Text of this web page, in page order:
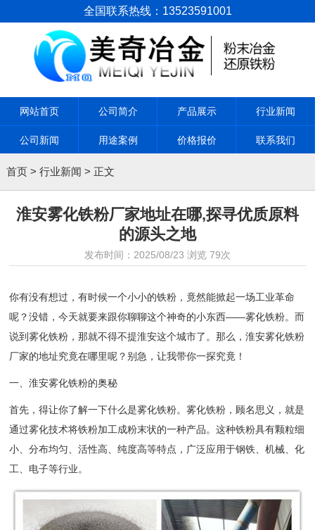
全国联系热线：13523591001
网站首页 公司简介 产品展示 行业新闻
公司新闻 用途案例 价格报价 联系我们
首页> 行业新闻 > 正文
淮安雾化铁粉厂家地址在哪,探寻优质原料
的源头之地
发布时间： 2025/08/23 浏览 79次
你有没有想过，有时候一个小小的铁粉，竟然能掀起一场工业革命
呢？没错，今天就要来跟你聊聊这个神奇的小东西——雾化铁粉。而
说到雾化铁粉，那就不得不提淮安这个城市了。那么，淮安雾化铁粉
厂家的地址究竟在哪里呢？别急，让我带你一探究竟！
一、淮安雾化铁粉的奥秘
首先，得让你了解一下什么是雾化铁粉。雾化铁粉，顾名思义，就是
通过雾化技术将铁粉加工成粉末状的一种产品。这种铁粉具有颗粒细
小、分布均匀、活性高、纯度高等特点，广泛应用于钢铁、机械、化
工、电子等行业。